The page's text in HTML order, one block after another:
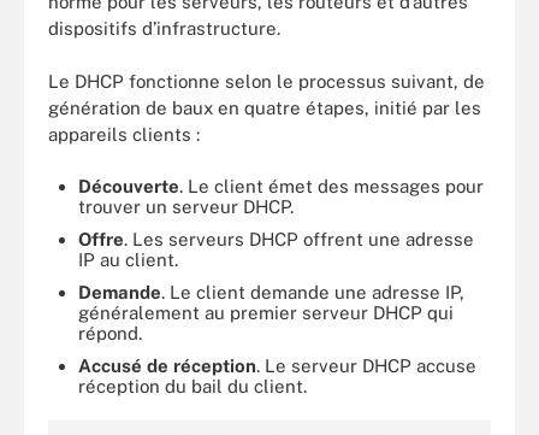
dispositifs d’infrastructure.
Le DHCP fonctionne selon le processus suivant, de
génération de baux en quatre étapes, initié par les
appareils clients :
Découverte. Le client émet des messages pour
trouver un serveur DHCP.
Offre. Les serveurs DHCP offrent une adresse
IP au client.
Demande. Le client demande une adresse IP,
généralement au premier serveur DHCP qui
répond.
Accusé de réception. Le serveur DHCP accuse
réception du bail du client.